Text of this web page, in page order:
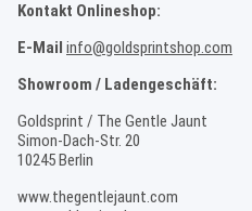
Kontakt Onlineshop:
E-Mail info@goldsprintshop.com
Showroom / Ladengeschäft:
Goldsprint / The Gentle Jaunt
Simon-Dach-Str. 20
10245 Berlin
www.thegentlejaunt.com